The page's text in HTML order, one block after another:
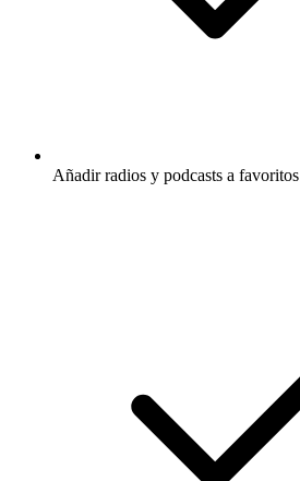
Añadir radios y podcasts a favoritos